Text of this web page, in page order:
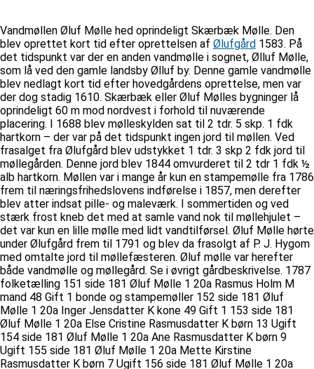
Vandmøllen Øluf Mølle hed oprindeligt Skærbæk Mølle. Den
blev oprettet kort tid efter oprettelsen af Ølufgård 1583. På
det tidspunkt var der en anden vandmølle i sognet, Ølluf Mølle,
som lå ved den gamle landsby Ølluf by. Denne gamle vandmølle
blev nedlagt kort tid efter hovedgårdens oprettelse, men var
der dog stadig 1610. Skærbæk eller Øluf Mølles bygninger lå
oprindeligt 60 m mod nordvest i forhold til nuværende
placering. I 1688 blev mølleskylden sat til 2 tdr. 5 skp. 1 fdk
hartkorn – der var på det tidspunkt ingen jord til møllen. Ved
frasalget fra Ølufgård blev udstykket 1 tdr. 3 skp 2 fdk jord til
møllegården. Denne jord blev 1844 omvurderet til 2 tdr 1 fdk ½
alb hartkorn. Møllen var i mange år kun en stampemølle fra 1786
frem til næringsfrihedslovens indførelse i 1857, men derefter
blev atter indsat pille- og maleværk. I sommertiden og ved
stærk frost kneb det med at samle vand nok til møllehjulet –
det var kun en lille mølle med lidt vandtilførsel. Øluf Mølle hørte
under Ølufgård frem til 1791 og blev da frasolgt af P. J. Hygom
med omtalte jord til møllefæsteren. Øluf mølle var herefter
både vandmølle og møllegård. Se i øvrigt gårdbeskrivelse. 1787
folketælling 151 side 181 Øluf Mølle 1 20a Rasmus Holm M
mand 48 Gift 1 bonde og stampemøller 152 side 181 Øluf
Mølle 1 20a Inger Jensdatter K kone 49 Gift 1 153 side 181
Øluf Mølle 1 20a Else Cristine Rasmusdatter K børn 13 Ugift
154 side 181 Øluf Mølle 1 20a Ane Rasmusdatter K børn 9
Ugift 155 side 181 Øluf Mølle 1 20a Mette Kirstine
Rasmusdatter K børn 7 Ugift 156 side 181 Øluf Mølle 1 20a